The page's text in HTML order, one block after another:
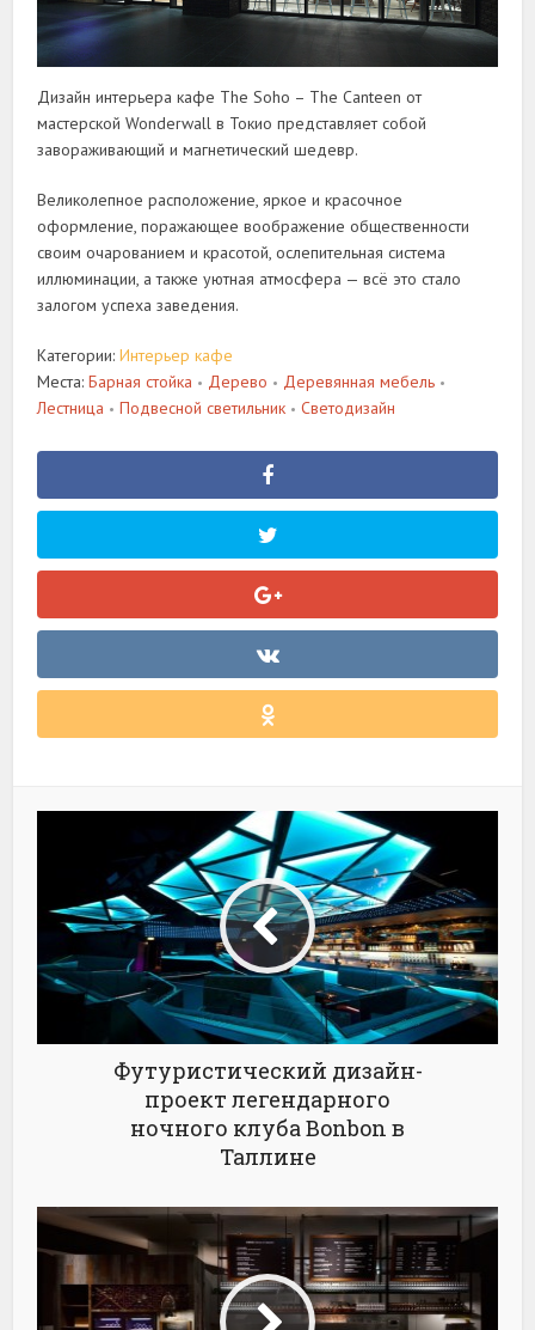
Дизайн интерьера кафе The Soho – The Canteen от
мастерской Wonderwall в Токио представляет собой
завораживающий и магнетический шедевр.
Великолепное расположение, яркое и красочное
оформление, поражающее воображение общественности
своим очарованием и красотой, ослепительная система
иллюминации, а также уютная атмосфера — всё это стало
залогом успеха заведения.
Категории:Интерьер кафе
Места:Барная стойка • Дерево • Деревянная мебель •
Лестница • Подвесной светильник • Светодизайн
Футуристический дизайн-
проект легендарного
ночного клуба Bonbon в
Таллине